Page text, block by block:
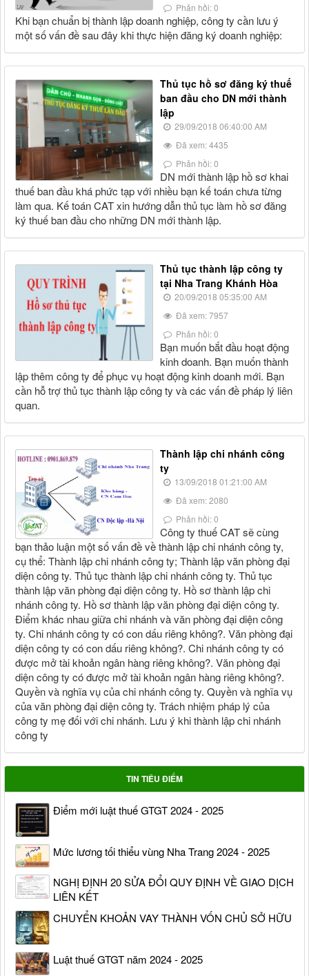
Phản hồi: 0
Khi bạn chuẩn bị thành lập doanh nghiệp, công ty cần lưu ý
một số vấn đề sau đây khi thực hiện đăng ký doanh nghiệp:
Thủ tục hồ sơ đăng ký thuế
ban đầu cho DN mới thành
lập
29/09/2018 06:40:00 AM
Đã xem: 4435
Phản hồi: 0
DN mới thành lập hồ sơ khai
thuế ban đầu khá phức tạp với nhiều bạn kế toán chưa từng
làm qua. Kế toán CAT xin hướng dẫn thủ tục làm hồ sơ đăng
ký thuế ban đầu cho những DN mới thành lập.
Thủ tục thành lập công ty
tại Nha Trang Khánh Hòa
20/09/2018 05:35:00 AM
Đã xem: 7957
Phản hồi: 0
Bạn muốn bắt đầu hoạt động
kinh doanh. Bạn muốn thành
lập thêm công ty để phục vụ hoạt động kinh doanh mới. Bạn
cần hỗ trợ thủ tục thành lập công ty và các vấn đề pháp lý liên
quan.
Thành lập chi nhánh công
ty
13/09/2018 01:21:00 AM
Đã xem: 2080
Phản hồi: 0
Công ty thuế CAT sẽ cùng
bạn thảo luận một số vấn đề về thành lập chi nhánh công ty,
cụ thể: Thành lập chi nhánh công ty; Thành lập văn phòng đại
diện công ty. Thủ tục thành lập chi nhánh công ty. Thủ tục
thành lập văn phòng đại diện công ty. Hồ sơ thành lập chi
nhánh công ty. Hồ sơ thành lập văn phòng đại diện công ty.
Điểm khác nhau giữa chi nhánh và văn phòng đại diện công
ty. Chi nhánh công ty có con dấu riêng không?. Văn phòng đại
diện công ty có con dấu riêng không?. Chi nhánh công ty có
được mở tài khoản ngân hàng riêng không?. Văn phòng đại
diện công ty có được mở tài khoản ngân hàng riêng không?.
Quyền và nghĩa vụ của chi nhánh công ty. Quyền và nghĩa vụ
của văn phòng đại diện công ty. Trách nhiệm pháp lý của
công ty mẹ đối với chi nhánh. Lưu ý khi thành lập chi nhánh
công ty
TIN TIÊU ĐIỂM
Điểm mới luật thuế GTGT 2024 - 2025
Mức lương tối thiểu vùng Nha Trang 2024 - 2025
NGHỊ ĐỊNH 20 SỬA ĐỔI QUY ĐỊNH VỀ GIAO DỊCH
LIÊN KẾT
CHUYỂN KHOẢN VAY THÀNH VỐN CHỦ SỞ HỮU
Luật thuế GTGT năm 2024 - 2025